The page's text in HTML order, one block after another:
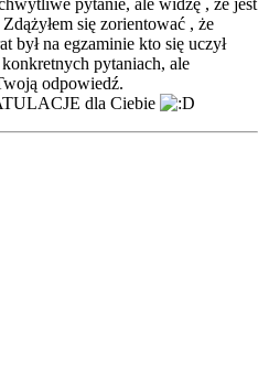
pytanie, ale widzę , że jest
się zorientować , że
był na egzaminie kto się uczył
pytaniach, ale
odpowiedź.
dla Ciebie